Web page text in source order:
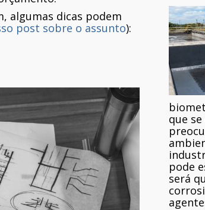
algumas dicas podem
post sobre o assunto):
que
pode
será